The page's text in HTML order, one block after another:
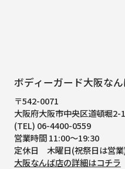
ボディーガード大阪な
〒542-0071
大阪府大阪市中央区道頓堀
(TEL) 06-4400-0559
営業時間 11:00～19:30
定休日 木曜日(祝祭日は営
大阪なんば店の詳細はコチラ